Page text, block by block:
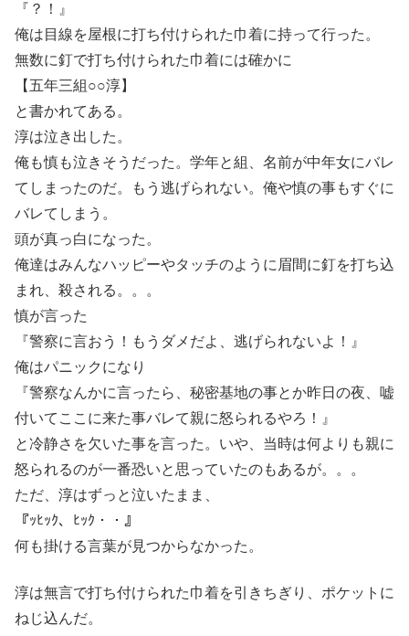
『？！』
俺は目線を屋根に打ち付けられた巾着に持って行った。
無数に釘で打ち付けられた巾着には確かに
【五年三組○○淳】
と書かれてある。
淳は泣き出した。
俺も慎も泣きそうだった。学年と組、名前が中年女にバレ
てしまったのだ。もう逃げられない。俺や慎の事もすぐに
バレてしまう。
頭が真っ白になった。
俺達はみんなハッピーやタッチのように眉間に釘を打ち込
まれ、殺される。。。
慎が言った
『警察に言おう！もうダメだよ、逃げられないよ！』
俺はパニックになり
『警察なんかに言ったら、秘密基地の事とか昨日の夜、嘘
付いてここに来た事バレて親に怒られるやろ！』
と冷静さを欠いた事を言った。いや、当時は何よりも親に
怒られるのが一番恐いと思っていたのもあるが。。。
ただ、淳はずっと泣いたまま、
『ｯﾋｯｸ、ﾋｯｸ・・』
何も掛ける言葉が見つからなかった。
淳は無言で打ち付けられた巾着を引きちぎり、ポケットに
ねじ込んだ。